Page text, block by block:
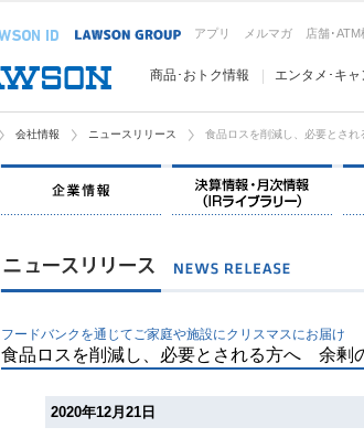
アプリ メルマガ 店舗･ATM
商品･おトク情報 エンタメ･キャ
会社情報 ニュースリリース 食品ロスを削減し、必要とさ
企業情報
フードバンクを通じてご家庭や施設にクリスマスにお届け
食品ロスを削減し、必要とされる方へ 余剰
2020年12月21日